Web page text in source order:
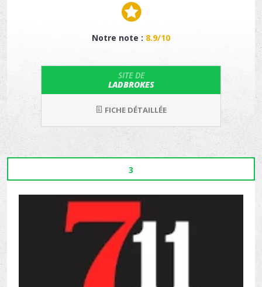
Notre note : 8.9/10
SITE DE
LADBROKES
FICHE DÉTAILLÉE
3